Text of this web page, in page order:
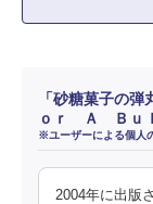
「砂糖菓子の
ｏｒ Ａ Ｂｕｌ
※ユーザーによる個人
2004年に出版